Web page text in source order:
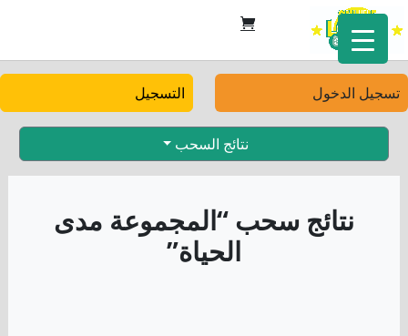
تسجيل الدخول التسجيل
نتائج السحب
نتائج سحب “المجموعة مدى
الحياة”